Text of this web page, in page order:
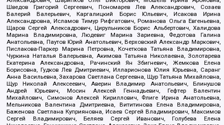
Шведов Григорий Сергеевич, Пономарев Лев Александрович, Созаев
Валерий Валерьевич, Каргалицкий Борис Юльевич, Исакова Ирина
Александровна, Исламов Тимур Рифгатович, Романова Ольга Евгеньевна,
Щаров Сергей Алексадрович, Цирульников Борис Альбертович, Халидова
Марина Владимировна, Людевиг Марина Зариевна, Федотова Галина
Анатольевна, Паутов Юрий Анатольевич, Верховский Александр Маркович,
Пислакова-Паркер Марина Петровна, Кочеткова Татьяна Владимировна,
Чуркина Наталья Валерьевна, Акимова Татьяна Николаевна, Золотарева
Екатерина Александровна, Рачинский Ян Збигневич, Жемкова Елена
Борисовна, Гудков Лев Дмитриевич, Илларионова Юлия Юрьевна, Саранг
Анна Васильевна, Захарова Светлана Сергеевна, Щур Татьяна Михайловна,
Щур Николай Алексеевич, Аверин Владимир Анатольевич, Блинушов
Андрей Юрьевич, Мосин Алексей Геннадьевич, Гефтер Валентин
Михайлович, Симонов Алексей Кириллович, Флиге Ирина Анатольевна,
Мельникова Валентина Дмитриевна, Вититинова Елена Владимировна,
Баженова Светлана Куприяновна, Исаев Сергей Владимирович, Максимов
Сергей Владимирович, Беляев Сергей Иванович, Голубева Елена